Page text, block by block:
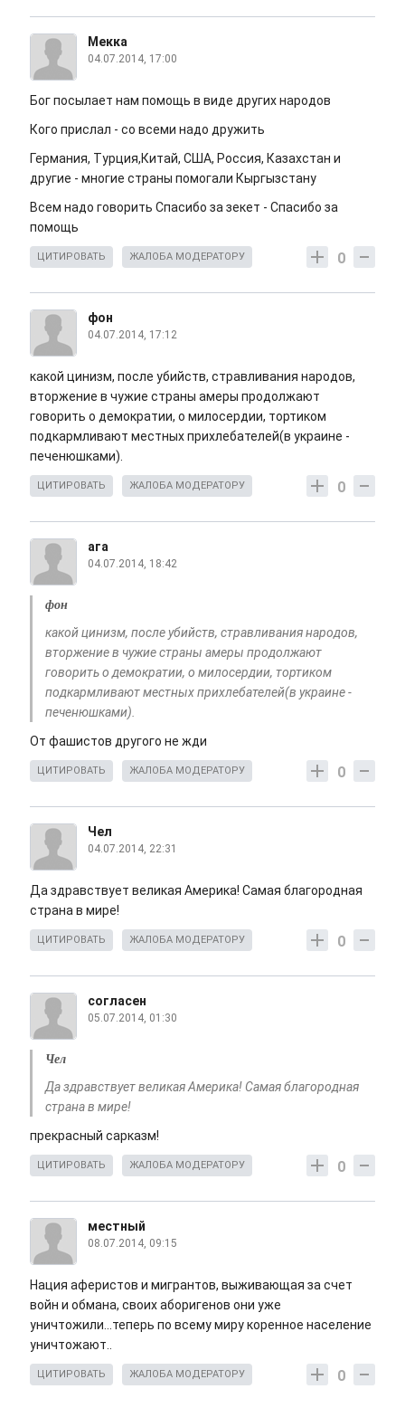
Мекка
04.07.2014, 17:00
Бог посылает нам помощь в виде других народов
Кого прислал - со всеми надо дружить
Германия, Турция,Китай, США, Россия, Казахстан и
другие - многие страны помогали Кыргызстану
Всем надо говорить Спасибо за зекет - Спасибо за
помощь
0
ЦИТИРОВАТЬ ЖАЛОБА МОДЕРАТОРУ
фон
04.07.2014, 17:12
какой цинизм, после убийств, стравливания народов,
вторжение в чужие страны амеры продолжают
говорить о демократии, о милосердии, тортиком
подкармливают местных прихлебателей(в украине -
печенюшками).
0
ЦИТИРОВАТЬ ЖАЛОБА МОДЕРАТОРУ
ага
04.07.2014, 18:42
фон
какой цинизм, после убийств, стравливания народов,
вторжение в чужие страны амеры продолжают
говорить о демократии, о милосердии, тортиком
подкармливают местных прихлебателей(в украине -
печенюшками).
От фашистов другого не жди
0
ЦИТИРОВАТЬ ЖАЛОБА МОДЕРАТОРУ
Чел
04.07.2014, 22:31
Да здравствует великая Америка! Самая благородная
страна в мире!
0
ЦИТИРОВАТЬ ЖАЛОБА МОДЕРАТОРУ
согласен
05.07.2014, 01:30
Чел
Да здравствует великая Америка! Самая благородная
страна в мире!
прекрасный сарказм!
0
ЦИТИРОВАТЬ ЖАЛОБА МОДЕРАТОРУ
местный
08.07.2014, 09:15
Нация аферистов и мигрантов, выживающая за счет
войн и обмана, своих аборигенов они уже
уничтожили...теперь по всему миру коренное население
уничтожают..
0
ЦИТИРОВАТЬ ЖАЛОБА МОДЕРАТОРУ